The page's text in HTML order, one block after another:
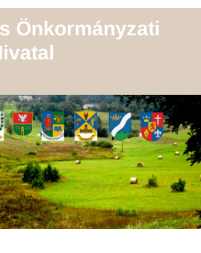
Önkormányzati